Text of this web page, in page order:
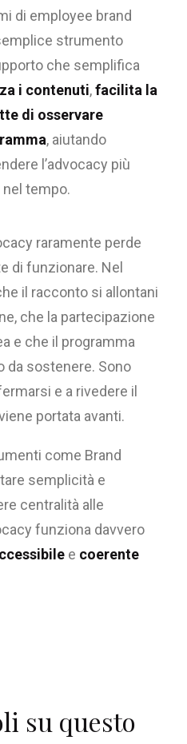
di employee brand
strumento
che semplifica
i contenuti,facilita la
di osservare
, aiutando
l’advocacy più
tempo.
raramente perde
di funzionare. Nel
il racconto si allontani
che la partecipazione
e che il programma
da sostenere. Sono
e a rivedere il
portata avanti.
come Brand
semplicità e
centralità alle
funziona davvero
e coerente
su questo